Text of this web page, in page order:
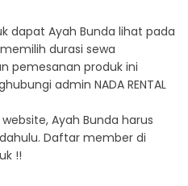
dapat Ayah Bunda lihat pada
durasi sewa
pemesanan produk ini
admin NADA RENTAL
Ayah Bunda harus
Daftar member di
!!